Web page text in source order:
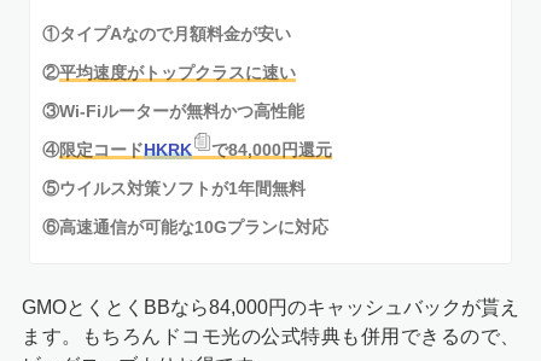
①タイプAなので月額料金が安い
②平均速度がトップクラスに速い
③Wi-Fiルーターが無料かつ高性能
④限定コードHKRK
で84,000円還元
⑤ウイルス対策ソフトが1年間無料
⑥高速通信が可能な10Gプランに対応
GMOとくとくBBなら84,000円のキャッシュバックが貰え
ます。もちろんドコモ光の公式特典も併用できるので、